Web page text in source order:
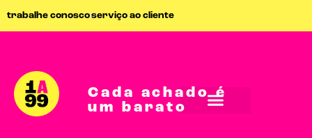
trabalhe conoscoserviço ao cliente
Cada achado é
um barato